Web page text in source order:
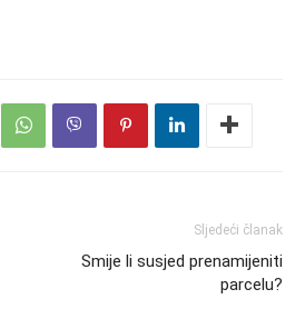
Sljedeći članak
Smije li susjed prenamijeniti
parcelu?